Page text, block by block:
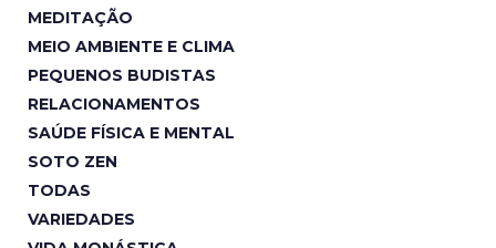
MEDITAÇÃO
MEIO AMBIENTE E CLIMA
PEQUENOS BUDISTAS
RELACIONAMENTOS
SAÚDE FÍSICA E MENTAL
SOTO ZEN
TODAS
VARIEDADES